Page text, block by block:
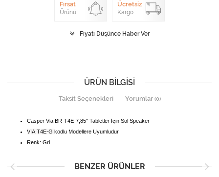
Fırsat
Ürünü
Ücretsiz
Kargo
Fiyatı Düşünce Haber Ver
ÜRÜN BILGISI
Taksit Seçenekleri Yorumlar (0)
Casper Via BR-T4E-7,85" Tabletler İçin Sol Speaker
VIA.T4E-G kodlu Modellere Uyumludur
Renk: Gri
BENZER ÜRÜNLER